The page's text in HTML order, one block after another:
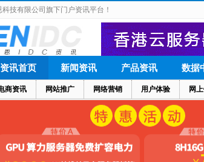
科技有限公司旗下门户资讯平台！
资讯首页
商资讯 网站推广 网络营销 用户体验 网
新闻资讯 产品资讯 数据